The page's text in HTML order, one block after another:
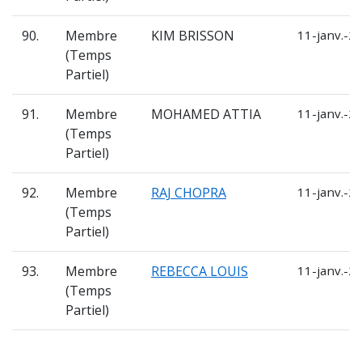
90.
Membre
(Temps
Partiel)
KIM BRISSON 11-janv.-
91.
Membre
(Temps
Partiel)
MOHAMED ATTIA 11-janv.-
92.
Membre
(Temps
Partiel)
RAJ CHOPRA 11-janv.-
93.
Membre
(Temps
Partiel)
REBECCA LOUIS 11-janv.-